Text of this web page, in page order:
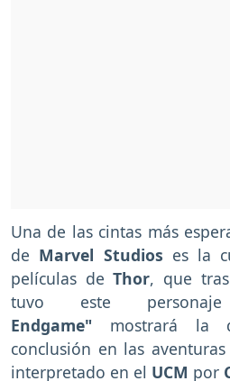
Una de las cintas más
de Marvel Studios es la
películas deThor, que
tuvo este
Endgame" mostrará la
conclusión en las
interpretado en el UCM por